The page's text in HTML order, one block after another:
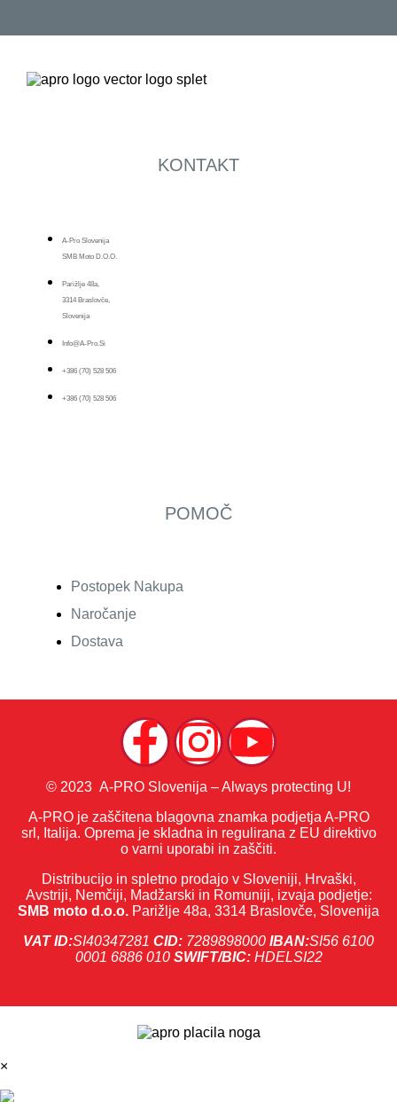
KONTAKT
A-Pro Slovenija
SMB Moto D.o.o.
Parižlje 48a,
3314 Braslovče,
Slovenija
Info@a-Pro.si
+386 (70) 528 506
+386 (70) 528 506
POMOČ
Postopek Nakupa
Naročanje
Dostava
© 2023 A-PRO Slovenija – Always protecting U!
A-PRO je zaščitena blagovna znamka podjetja A-PRO
srl, Italija. Oprema je skladna in regulirana z EU direktivo
o varni uporabi in zaščiti.
Distribucijo in spletno prodajo v Sloveniji, Hrvaški,
Avstriji, Nemčiji, Madžarski in Romuniji, izvaja podjetje:
SMB moto d.o.o. Parižlje 48a, 3314 Braslovče, Slovenija
VAT ID:SI40347281 CID: 7289898000 IBAN:SI56 6100
0001 6886 010 SWIFT/BIC:HDELSI22
×